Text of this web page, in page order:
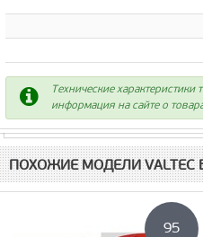
Технические характеристики
информация на сайте о
ПОХОЖИЕ МОДЕЛИ VALTEC
95